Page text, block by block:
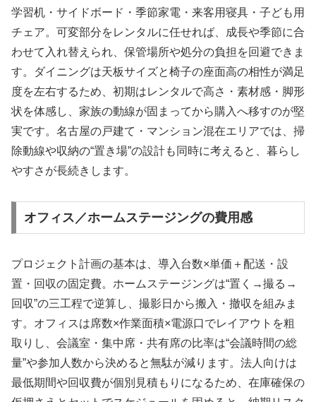
学習机・サイドボード・季節家電・来客用寝具・子ども用
チェア。可変部分をレンタルに任せれば、成長や季節に合
わせて入れ替えられ、保管場所や処分の負担を回避できま
す。ダイニングは天板サイズと椅子の座面高の相性が満足
度を左右するため、初期はレンタルで高さ・素材感・脚形
状を体感し、家族の動線が固まってから購入へ移すのが堅
実です。名古屋の戸建て・マンション混在エリアでは、掃
除動線や収納の“置き場”の設計も同時に考えると、暮らし
やすさが長続きします。
オフィス／ホームステージングの費用感
プロジェクト計画の基本は、導入台数×単価＋配送・設
置・回収の固定費。ホームステージングは“置く→撮る→
回収”の三工程で逆算し、撮影日から搬入・撤収を組みま
す。オフィスは席数×作業面積×電源口でレイアウトを粗
取りし、会議室・集中席・共有席の比率は“会議時間の総
量”や参加人数から決めると無駄が減ります。法人向けは
最低期間や回収費が個別見積もりになるため、在庫確保の